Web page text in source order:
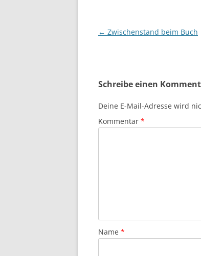
Beitragsnavigation
← Zwischenstand beim Buch
Schreibe einen
Deine E-Mail-Adresse wird
Kommentar *
Name *